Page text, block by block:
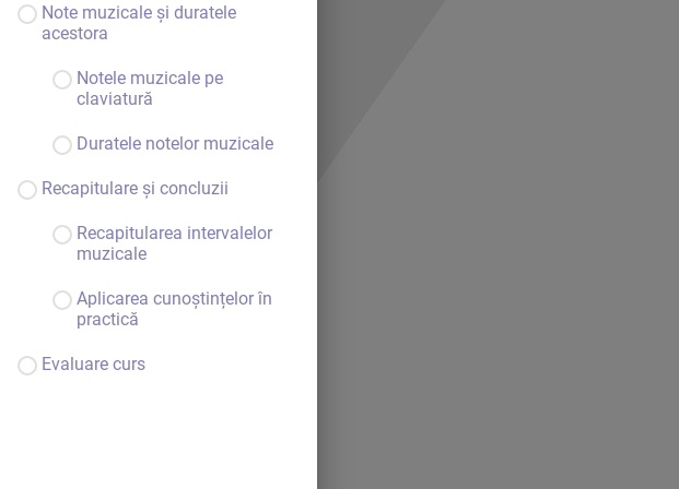
Note muzicale și duratele
acestora
Notele muzicale pe
claviatură
Duratele notelor muzicale
Recapitulare și concluzii
Recapitularea intervalelor
muzicale
Aplicarea cunoștințelor în
practică
Evaluare curs